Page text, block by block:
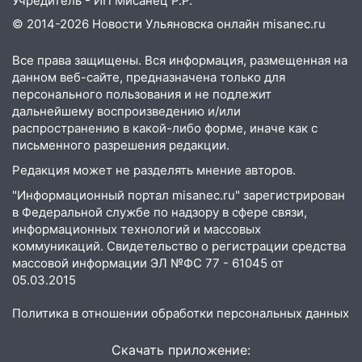
посвящённый Дню воздушного флота
России
19:12 В Ульяновской области
руководителя частной компании
наказали за сокрытие прошлого своего
сотрудник
18:02 В Ульяновск едут звезды
баскетбола!
17:08 Ульяновский областной суд
оставил в силе приговор руководству
«УльяновскФармации» за махинации на
16:09
Ветераны легкой атлетики из
Ульяновска успешно выступили на
© 2014-2026 Новости Ульяновска онлайн misanec.ru
Все права защищены. Вся информация, размещенная на
данном веб-сайте, предназначена только для
персонального пользования и не подлежит
дальнейшему воспроизведению и/или
распространению в какой-либо форме, иначе как с
письменного разрешения редакции.
Редакция может не разделять мнение авторов.
"Информационный портал misanec.ru" зарегистрирован
в Федеральной службе по надзору в сфере связи,
информационных технологий и массовых
коммуникаций. Свидетельство о регистрации средства
массовой информации ЭЛ №ФС 77 - 61045 от
05.03.2015
Политика в отношении обработки персональных данных
Скачать приложение: